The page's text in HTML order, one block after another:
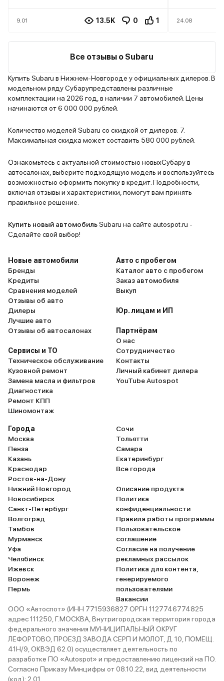
этого все было хорошо
9.01 13.5K 0 1
получше.
24.08
Все отзывы о Subaru
Купить Subaru в Нижнем-Новгороде у официальных дилеров. В
модельном ряду Субарупредставлены различные
комплектации на 2026 год, в наличии 7 автомобилей. Цены
начинаются от 6 000 000 рублей.
Количество моделей Subaru со скидкой от дилеров: 7.
Максимальная скидка может составить 580 000 рублей.
Ознакомьтесь с актуальной стоимостью новыхСубару в
автосалонах, выберите подходящую модель и воспользуйтесь
возможностью оформить покупку в кредит. Подробности,
включая отзывы и характеристики, помогут вам принять
правильное решение.
Купить новый автомобильSubaru на сайте autospot.ru -
Сделайте свой выбор!
Новые автомобили
Бренды
Кредиты
Сравнения моделей
Отзывы об авто
Дилеры
Лучшие авто
Отзывы об автосалонах
Сервисы и ТО
Техническое обслуживание
Кузовной ремонт
Замена масла и фильтров
Диагностика
Ремонт КПП
Шиномонтаж
Авто с пробегом
Каталог авто с пробегом
Заказ автомобиля
Выкуп
Юр. лицам и ИП
Партнёрам
О нас
Сотрудничество
Контакты
Личный кабинет дилера
YouTube Autospot
Города
Москва
Пенза
Казань
Краснодар
Ростов-на-Дону
Нижний Новгород
Новосибирск
Санкт-Петербург
Волгоград
Тамбов
Мурманск
Уфа
Челябинск
Ижевск
Воронеж
Пермь
Сочи
Тольятти
Самара
Екатеринбург
Все города
Описание продукта
Политика
конфиденциальности
Правила работы программы
Пользовательское
соглашение
Согласие на получение
рекламных рассылок
Политика для контента,
генерируемого
пользователями
Вакансии
ООО «Автоспот» (ИНН 7715936827 ОРГН 1127746774825
адрес 111250, Г.МОСКВА, Внутригородская территория города
федерального значения МУНИЦИПАЛЬНЫЙ ОКРУГ
ЛЕФОРТОВО, ПРОЕЗД ЗАВОДА СЕРП И МОЛОТ, Д. 10, ПОМЕЩ.
41Н/9, ОКВЭД 62.0) осуществляет деятельность по
разработке ПО «Autospot» и предоставлению лицензий на ПО.
Согласно Приказу Минцифры от 08.10.22, вид деятельности
(код): 2.01.